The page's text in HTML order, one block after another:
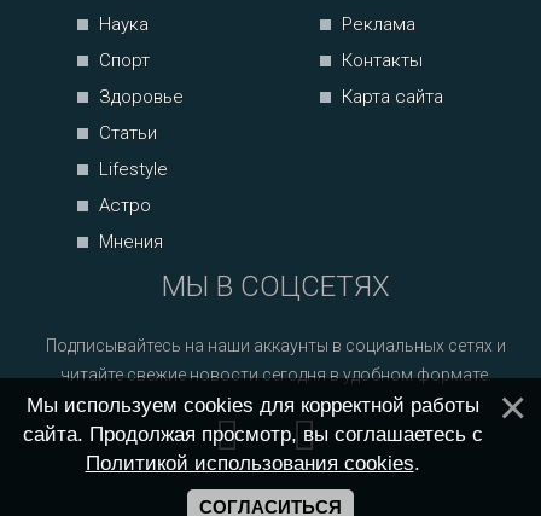
Наука
Спорт
Здоровье
Статьи
Lifestyle
Астро
Мнения
Реклама
Контакты
Карта сайта
МЫ В СОЦСЕТЯХ
Подписывайтесь на наши аккаунты в социальных сетях и
читайте свежие новости сегодня в удобном формате.
Мы используем cookies для корректной работы
сайта. Продолжая просмотр, вы соглашаетесь с
Политикой использования cookies.
СОГЛАСИТЬСЯ